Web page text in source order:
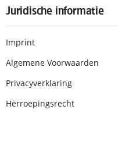
Juridische informatie
Imprint
Algemene Voorwaarden
Privacyverklaring
Herroepingsrecht